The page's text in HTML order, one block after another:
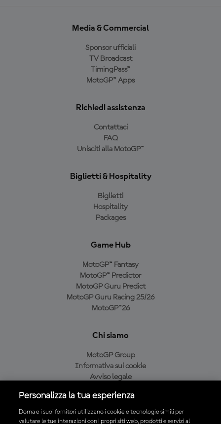
Media & Commercial
Sponsor ufficiali
TV Broadcast
TimingPass™
MotoGP™ Apps
Richiedi assistenza
Contattaci
FAQ
Unisciti alla MotoGP™
Biglietti & Hospitality
Biglietti
Hospitality
Packages
Game Hub
MotoGP™ Fantasy
MotoGP™ Predictor
MotoGP Guru Predict
MotoGP Guru Racing 25/26
MotoGP™26
Chi siamo
MotoGP Group
Informativa sui cookie
Avviso legale
Condizioni di acquisto
Personalizza la tua esperienza
Dorna e i suoi fornitori utilizzano i cookie e tecnologie simili per
valutare le tue interazioni con i propri siti web, prodotti e servizi al